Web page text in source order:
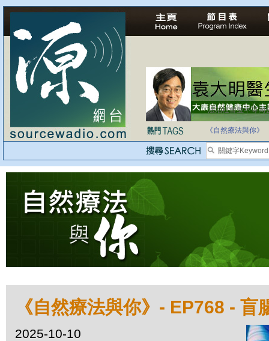
法治社會並不等同
自家教育合法化-
《自然療法與你》
《自然療法與你》- EP768 - 盲
2025-10-10